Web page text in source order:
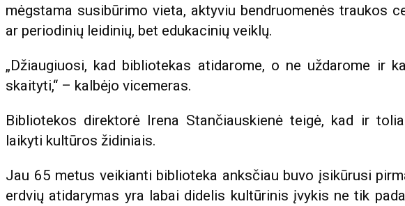
mėgstama susibūrimo vieta, aktyviu bendruomenės traukos
ar periodinių leidinių, bet edukacinių veiklų.
„Džiaugiuosi, kad bibliotekas atidarome, o ne uždarome ir
skaityti,“ – kalbėjo vicemeras.
Bibliotekos direktorė Irena Stančiauskienė teigė, kad ir
laikyti kultūros židiniais.
Jau 65 metus veikianti biblioteka anksčiau buvo įsikūrusi
erdvių atidarymas yra labai didelis kultūrinis įvykis ne tik